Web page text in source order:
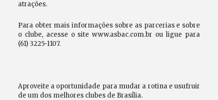
atrações.
Para obter mais informações sobre as parcerias e sobre
o clube, acesse o site www.asbac.com.br ou ligue para
(61) 3225-1107.
Aproveite a oportunidade para mudar a rotina e usufruir
de um dos melhores clubes de Brasília.